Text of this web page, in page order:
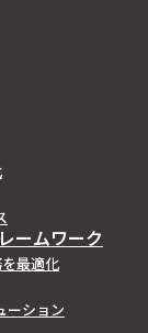
ームワーク
最適化
ーション